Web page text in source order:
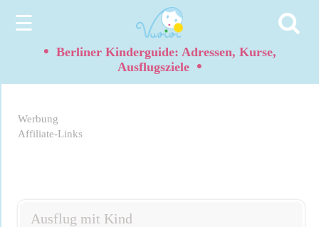
☰
• Berliner Kinderguide: Adressen, Kurse,
Ausflugsziele •
Werbung
Affiliate-Links
Ausflug mit Kind